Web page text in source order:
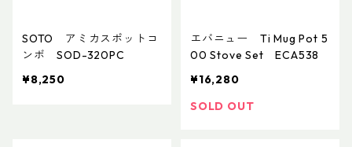
SOTO アミカスポットコ
ンボ SOD-320PC
¥8,250
エバニュー Ti Mug Pot 5
00 Stove Set ECA538
¥16,280
SOLD OUT